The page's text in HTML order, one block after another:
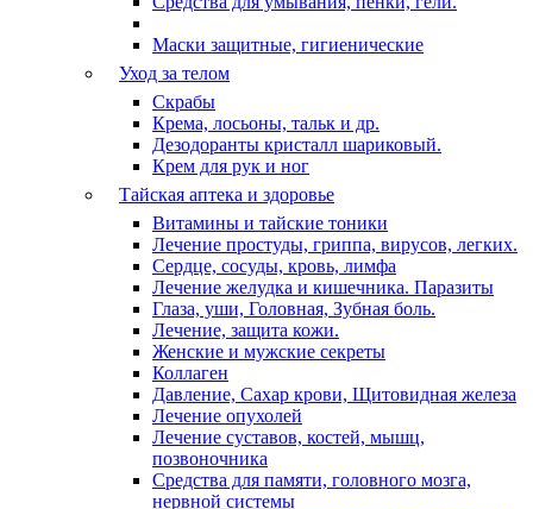
Маски защитные, гигиенические
Уход за телом
Скрабы
Крема, лосьоны, тальк и др.
Дезодоранты кристалл шариковый.
Крем для рук и ног
Тайская аптека и здоровье
Витамины и тайские тоники
Лечение простуды, гриппа, вирусов, легких.
Сердце, сосуды, кровь, лимфа
Лечение желудка и кишечника. Паразиты
Глаза, уши, Головная, Зубная боль.
Лечение, защита кожи.
Женские и мужские секреты
Коллаген
Давление, Сахар крови, Щитовидная железа
Лечение опухолей
Лечение суставов, костей, мышц,
позвоночника
Средства для памяти, головного мозга,
нервной системы